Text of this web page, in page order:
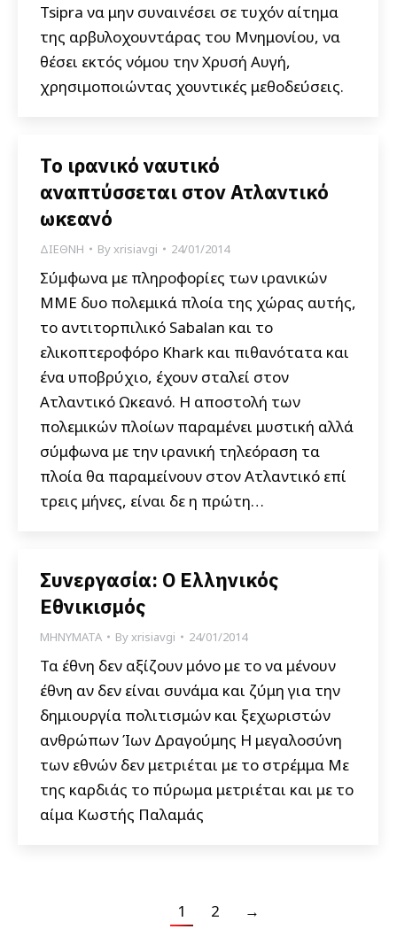
Tsipra να μην συναινέσει σε τυχόν αίτημα
της αρβυλοχουντάρας του Μνημονίου, να
θέσει εκτός νόμου την Χρυσή Αυγή,
χρησιμοποιώντας χουντικές μεθοδεύσεις.
Το ιρανικό ναυτικό
αναπτύσσεται στον Ατλαντικό
ωκεανό
ΔΙΕΘΝΗ Byxrisiavgi 24/01/2014
Σύμφωνα με πληροφορίες των ιρανικών
ΜΜΕ δυο πολεμικά πλοία της χώρας αυτής,
το αντιτορπιλικό Sabalan και το
ελικοπτεροφόρο Khark και πιθανότατα και
ένα υποβρύχιο, έχουν σταλεί στον
Ατλαντικό Ωκεανό. Η αποστολή των
πολεμικών πλοίων παραμένει μυστική αλλά
σύμφωνα με την ιρανική τηλεόραση τα
πλοία θα παραμείνουν στον Ατλαντικό επί
τρεις μήνες, είναι δε η πρώτη…
Συνεργασία: Ο Ελληνικός
Εθνικισμός
ΜΗΝΥΜΑΤΑ Byxrisiavgi 24/01/2014
Τα έθνη δεν αξίζουν μόνο με το να μένουν
έθνη αν δεν είναι συνάμα και ζύμη για την
δημιουργία πολιτισμών και ξεχωριστών
ανθρώπων Ίων Δραγούμης Η μεγαλοσύνη
των εθνών δεν μετριέται με το στρέμμα Με
της καρδιάς το πύρωμα μετριέται και με το
αίμα Κωστής Παλαμάς
1 2 →